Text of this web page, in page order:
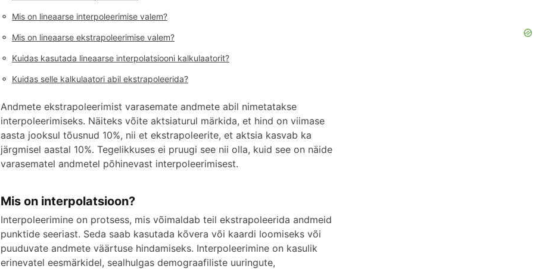
◦ Mis on lineaarse interpoleerimise valem?
◦ Mis on lineaarse ekstrapoleerimise valem?
◦ Kuidas kasutada lineaarse interpolatsiooni kalkulaatorit?
◦ Kuidas selle kalkulaatori abil ekstrapoleerida?
Andmete ekstrapoleerimist varasemate andmete abil nimetatakse
interpoleerimiseks. Näiteks võite aktsiaturul märkida, et hind on viimase
aasta jooksul tõusnud 10%, nii et ekstrapoleerite, et aktsia kasvab ka
järgmisel aastal 10%. Tegelikkuses ei pruugi see nii olla, kuid see on näide
varasematel andmetel põhinevast interpoleerimisest.
Mis on interpolatsioon?
Interpoleerimine on protsess, mis võimaldab teil ekstrapoleerida andmeid
punktide seeriast. Seda saab kasutada kõvera või kaardi loomiseks või
puuduvate andmete väärtuse hindamiseks. Interpoleerimine on kasulik
erinevatel eesmärkidel, sealhulgas demograafiliste uuringute,